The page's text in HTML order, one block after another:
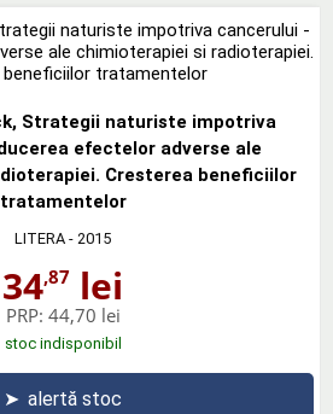
Strategii naturiste impotriva
efectelor adverse ale
Cresterea beneficiilor
tratamentelor
LITERA - 2015
34,87 lei
PRP: 44,70 lei
stoc indisponibil
➤ alertă stoc